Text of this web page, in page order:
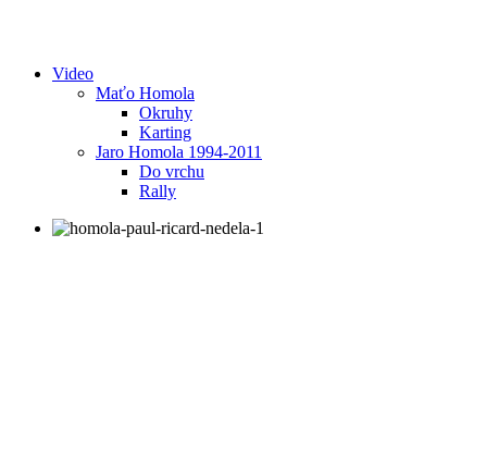
Video
Maťo Homola
Okruhy
Karting
Jaro Homola 1994-2011
Do vrchu
Rally